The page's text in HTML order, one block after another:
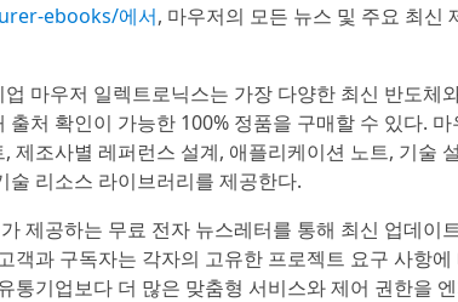
ebooks/에서, 마우저의 모든 뉴스 및 주요 최신
마우저 일렉트로닉스는 가장 다양한 최신 반도
출처 확인이 가능한 100% 정품을 구매할 수 있다.
제조사별 레퍼런스 설계, 애플리케이션 노트, 기술
술 리소스 라이브러리를 제공한다.
제공하는 무료 전자 뉴스레터를 통해 최신 업데
객과 구독자는 각자의 고유한 프로젝트 요구 사항
통기업보다 더 많은 맞춤형 서비스와 제어 권한을